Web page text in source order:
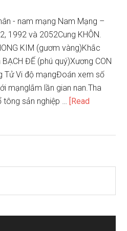
- nam mạng Nam Mạng –
1992 và 2052Cung KHÔN.
KIM (gươm vàng)Khắc
ĐẾ (phú quý)Xương CON
Tử Vi độ mạngĐoán xem số
mạnglắm lần gian nan.Tha
tông sản nghiệp … [Read